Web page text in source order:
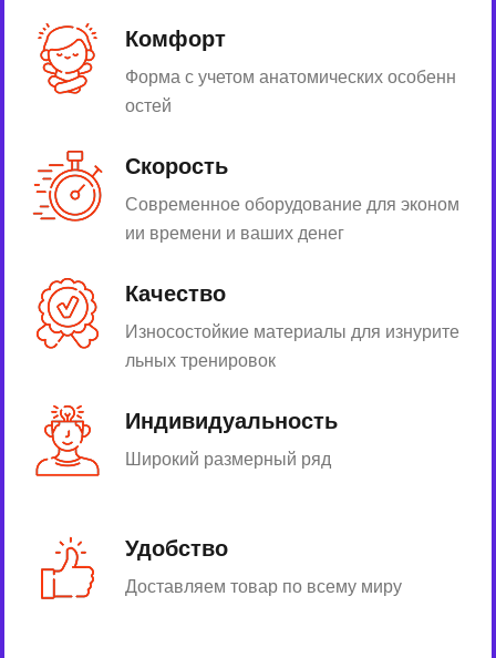
Комфорт
Форма с учетом анатомических особенн
остей
Скорость
Современное оборудование для эконом
ии времени и ваших денег
Качество
Износостойкие материалы для изнурите
льных тренировок
Индивидуальность
Широкий размерный ряд
Удобство
Доставляем товар по всему миру